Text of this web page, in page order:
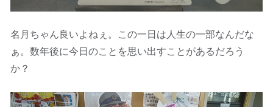
名月ちゃん良いよねぇ。この一日は人生の一部なんだな
ぁ。数年後に今日のことを思い出すことがあるだろう
か？